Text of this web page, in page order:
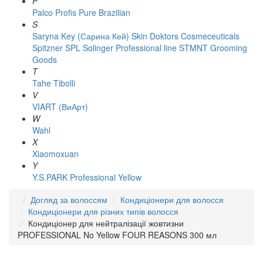
Palco Profis Pure Brazilian
S
Saryna Key (Сарина Кей) Skin Doktors Cosmeceuticals
Spitzner SPL Solinger Professional line STMNT Grooming
Goods
T
Tahe Tibolli
V
VIART (ВиАрт)
W
Wahl
X
Xiaomoxuan
Y
Y.S.PARK Professional Yellow
Догляд за волоссям
Кондиціонери для волосся
Кондиціонери для різних типів волосся
Кондиціонер для нейтралізації жовтизни
PROFESSIONAL No Yellow FOUR REASONS 300 мл